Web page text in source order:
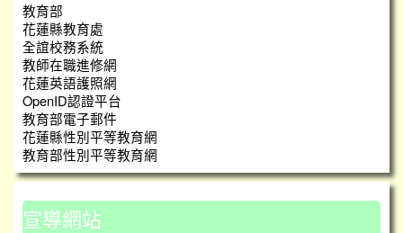
教育部
花蓮縣教育處
全誼校務系統
教師在職進修網
花蓮英語護照網
OpenID認證平台
教育部電子郵件
花蓮縣性別平等教育網
教育部性別平等教育網
宣導網站